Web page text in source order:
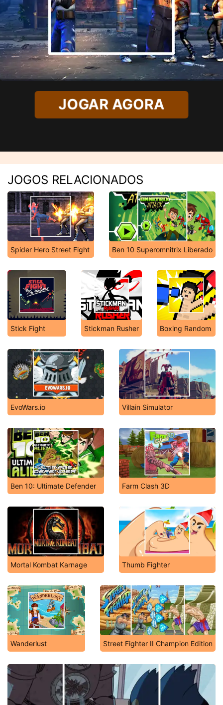
JOGAR AGORA
JOGOS RELACIONADOS
Spider Hero Street Fight Ben 10 Superomnitrix Liberado
Stick Fight Stickman Rusher Boxing Random
EvoWars.io Villain Simulator
Ben 10: Ultimate Defender Farm Clash 3D
Mortal Kombat Karnage Thumb Fighter
Wanderlust Street Fighter II Champion Edition